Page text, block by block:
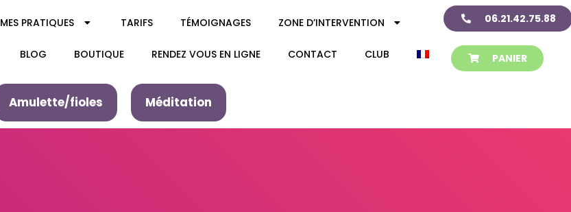
MES PRATIQUES TARIFS TÉMOIGNAGES ZONE D’INTERVENTION
BLOG BOUTIQUE RENDEZ VOUS EN LIGNE CONTACT CLUB
06.21.42.75.88
PANIER
Amulette/fioles Méditation